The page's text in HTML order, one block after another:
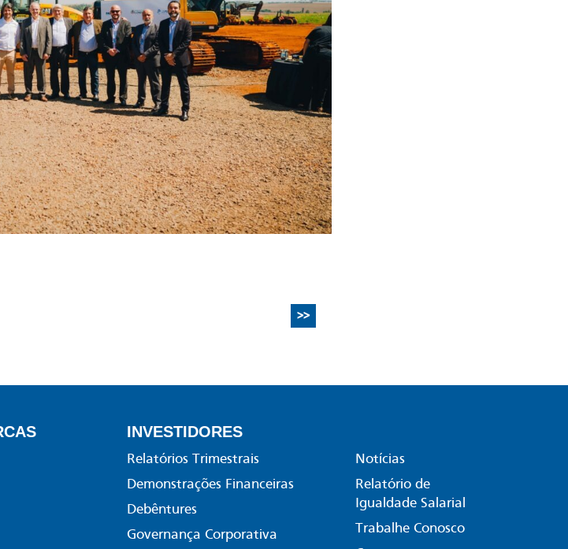
>>
INVESTIDORES
Relatórios Trimestrais
Demonstrações Financeiras
Debêntures
Governança Corporativa
Notícias
Relatório de
Igualdade Salarial
Trabalhe Conosco